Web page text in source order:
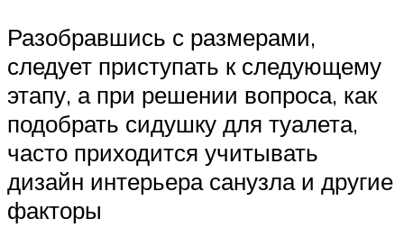
Разобравшись с размерами,
следует приступать к следующему
этапу, а при решении вопроса, как
подобрать сидушку для туалета,
часто приходится учитывать
дизайн интерьера санузла и другие
факторы